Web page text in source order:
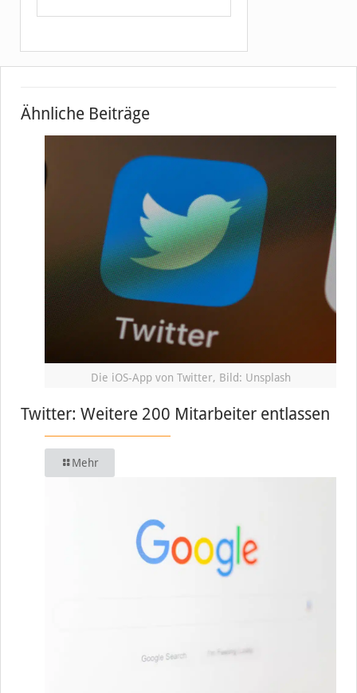
Ähnliche Beiträge
Die iOS-App von Twitter, Bild: Unsplash
Twitter: Weitere 200 Mitarbeiter entlassen
Mehr